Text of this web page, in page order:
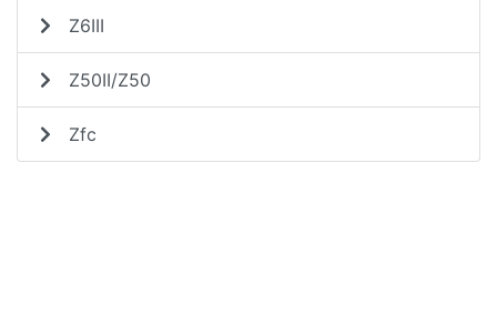
Z6III
Z50II/Z50
Zfc